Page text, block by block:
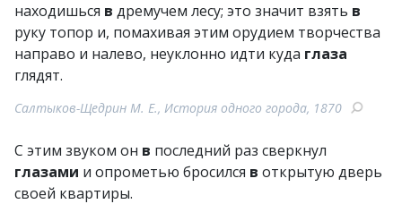
находишься в дремучем лесу; это значит взять в
руку топор и, помахивая этим орудием творчества
направо и налево, неуклонно идти куда глаза
глядят.
Салтыков-Щедрин М. Е., История одного города, 1870
С этим звуком он в последний раз сверкнул
глазами и опрометью бросился в открытую дверь
своей квартиры.